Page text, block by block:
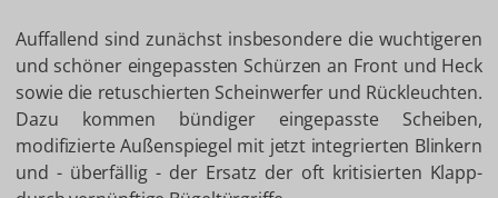
Auffallend sind zunächst insbesondere die wuchtigeren
und schöner eingepassten Schürzen an Front und Heck
sowie die retuschierten Scheinwerfer und Rückleuchten.
Dazu kommen bündiger eingepasste Scheiben,
modifizierte Außenspiegel mit jetzt integrierten Blinkern
und - überfällig - der Ersatz der oft kritisierten Klapp-